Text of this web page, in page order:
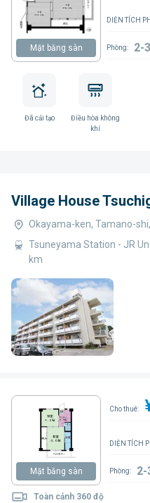
Mặt bằng sàn
DIỆN TÍCH
Phòng: 2-
Đã cải tạo
Điều hòa không
khí
Village House
Okayama-ken, Tamano-
Tsuneyama Station - JR
km
Mặt bằng sàn
Toàn cảnh 360 độ
Cho thuê:
DIỆN TÍCH
Phòng: 2-